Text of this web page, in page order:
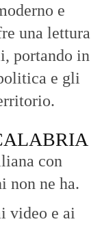
e
una lettura
portando in
e gli
con
non ne ha.
video e ai